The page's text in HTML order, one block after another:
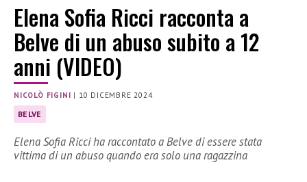
Elena Sofia Ricci racconta a
Belve di un abuso subito a 12
anni (VIDEO)
NICOLÒ FIGINI | 10 DICEMBRE 2024
BELVE
Elena Sofia Ricci ha raccontato a Belve di essere stata
vittima di un abuso quando era solo una ragazzina